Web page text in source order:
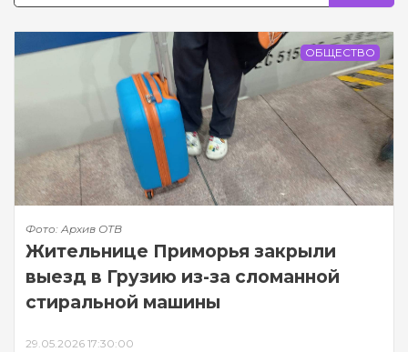
ОБЩЕСТВО
Фото: Архив ОТВ
Жительнице Приморья закрыли
выезд в Грузию из-за сломанной
стиральной машины
29.05.2026 17:30:00